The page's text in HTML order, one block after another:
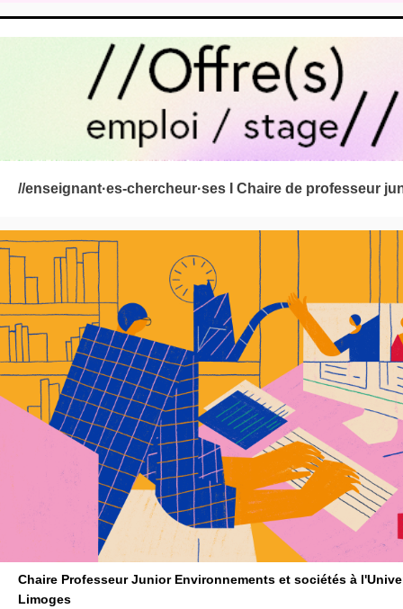
//enseignant·es-chercheur·ses I Chaire de professeur
Chaire Professeur Junior Environnements et sociétés à
Limoges